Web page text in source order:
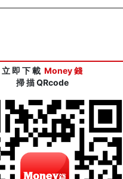
立 即 下 載 Money 錢
掃 描 QRcode